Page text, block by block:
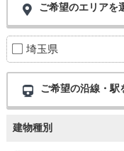
ご希望のエリアを
埼玉県
ご希望の沿線・駅
建物種別